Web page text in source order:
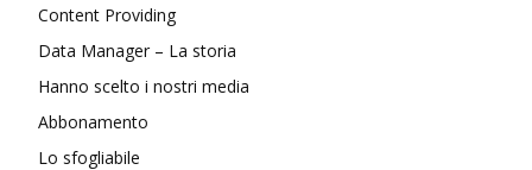
Content Providing
Data Manager – La storia
Hanno scelto i nostri media
Abbonamento
Lo sfogliabile